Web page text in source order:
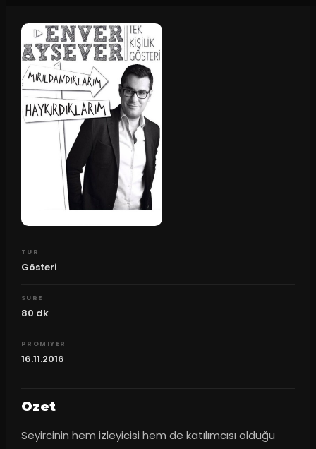
TUR
Gösteri
SURE
80 dk
PROMIYER
16.11.2016
Ozet
Seyircinin hem izleyicisi hem de katılımcısı olduğu